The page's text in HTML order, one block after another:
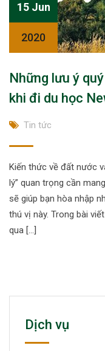
15 Jun
2020
Những lưu ý
khi đi du học
Tin tức
Kiến thức về đất nước
lý” quan trọng cần
sẽ giúp bạn hòa nhập
thú vị này. Trong bài
qua […]
Dịch vụ